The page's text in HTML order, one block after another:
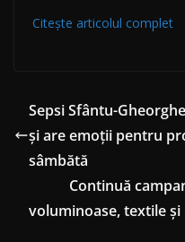
Citește articolul complet
Sepsi Sfântu-
și are emoții pentru
sâmbătă
Continuă
voluminoase, textile